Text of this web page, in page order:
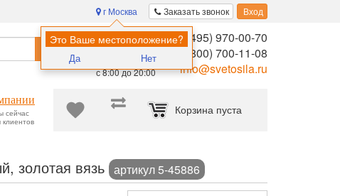
Заказать звонок Вход
г Москва
Это Ваше местоположение?
Да Нет
Помощь в
выборе:
Ежедневно,
с 8:00 до 20:00
8 (495) 970-00-70
8 (800) 700-11-08
info@svetosila.ru
Найти
Корзина пуста
сейчас
золотая вязь артикул 5-45886